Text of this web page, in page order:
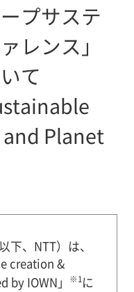
プサステ
レンス」
て
Planet
下、NTT）は、
creation &
IOWN」
※1に